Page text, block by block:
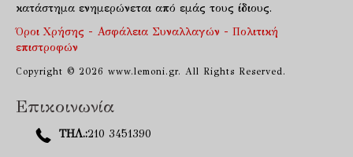
κατάστημα ενημερώνεται από εμάς τους ίδιους.
Όροι Χρήσης - Ασφάλεια Συναλλαγών - Πολιτική
επιστροφών
Copyright © 2026 www.lemoni.gr. All Rights Reserved.
Επικοινωνία
ΤΗΛ.:210 3451390